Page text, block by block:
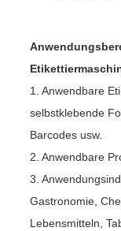
1. Anwendbare
selbstklebende
Barcodes usw.
2. Anwendbare
3.
Gastronomie,
Lebensmitteln,